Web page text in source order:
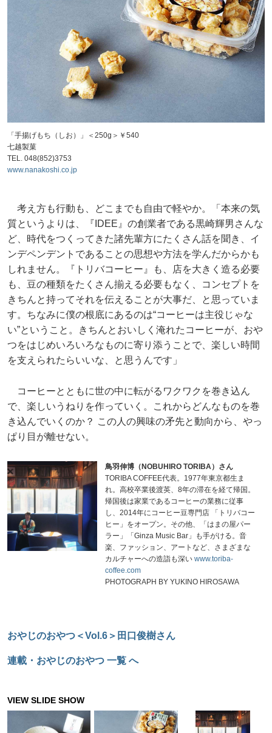
「手揚げもち（しお）」＜250g＞￥540
七越製菓
TEL. 048(852)3753
www.nanakoshi.co.jp
考え方も行動も、どこまでも自由で軽やか。「本来の気
質というよりは、『IDEE』の創業者である黒崎輝男さんな
ど、時代をつくってきた諸先輩方にたくさん話を聞き、イ
ンデペンデントであることの思想や方法を学んだからかも
しれません。『トリバコーヒー』も、店を大きく造る必要
も、豆の種類をたくさん揃える必要もなく、コンセプトを
きちんと持ってそれを伝えることが大事だ、と思っていま
す。ちなみに僕の根底にあるのは“コーヒーは主役じゃな
い”ということ。きちんとおいしく淹れたコーヒーが、おや
つをはじめいろいろなものに寄り添うことで、楽しい時間
を支えられたらいいな、と思うんです」
コーヒーとともに世の中に転がるワクワクを巻き込ん
で、楽しいうねりを作っていく。これからどんなものを巻
き込んでいくのか？ この人の興味の矛先と動向から、やっ
ぱり目が離せない。
鳥羽伸博（NOBUHIRO TORIBA）さん
TORIBA COFFEE代表。1977年東京都生ま
れ。高校卒業後渡英、8年の滞在を経て帰国。
帰国後は家業であるコーヒーの業務に従事
し、2014年にコーヒー豆専門店 「トリバコー
ヒー」をオープン。その他、「はまの屋パー
ラー」「Ginza Music Bar」も手がける。音
楽、ファッション、アートなど、さまざまな
カルチャーへの造詣も深いwww.toriba-
coffee.com
PHOTOGRAPH BY YUKINO HIROSAWA
おやじのおやつ＜Vol.6＞田口俊樹さん
連載・おやじのおやつ 一覧 へ